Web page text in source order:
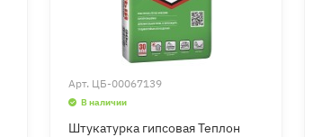
Арт. ЦБ-00067139
В наличии
Штукатурка гипсовая Теплон